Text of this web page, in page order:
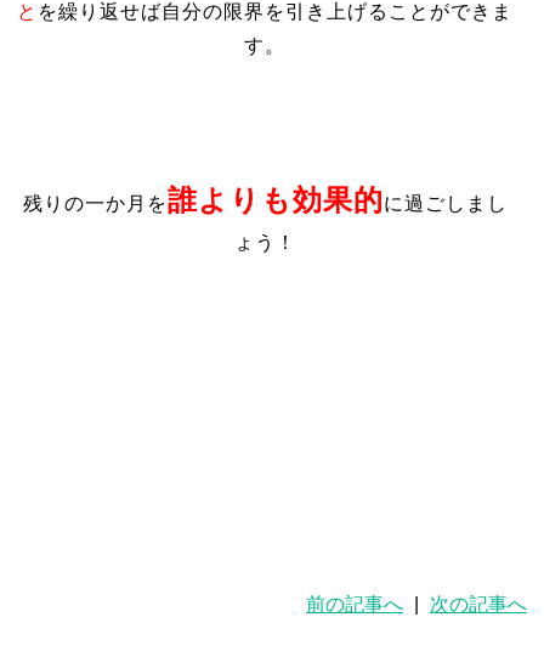
と を繰り返せば自分の限界を引き上げることができま
す。
残りの一か月を誰よりも効果的に過ごしまし
ょう！
前の記事へ 次の記事へ